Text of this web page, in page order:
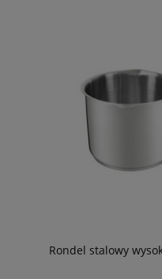
Rondel stalowy